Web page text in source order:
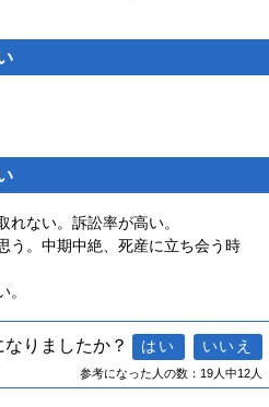
ない。訴訟率が高い。
う。中期中絶、死産に立ち会う時
。
なりましたか？
参考になった人の数：19人中12人